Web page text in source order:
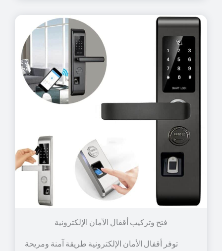
توفر أقفال الأمان الإلكترونية طريقة آمنة ومريحة